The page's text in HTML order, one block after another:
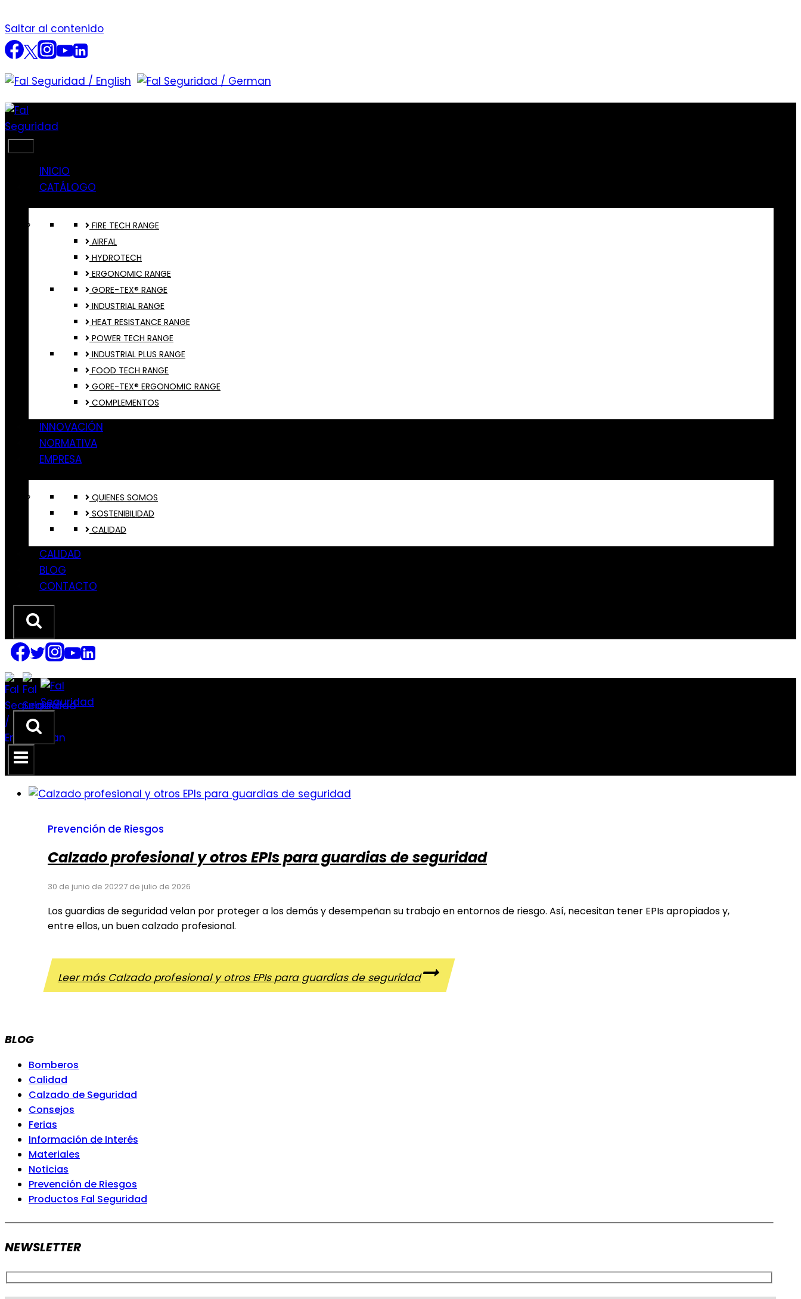
Saltar al contenido
INICIO
CATÁLOGO
FIRE TECH RANGE
AIRFAL
HYDROTECH
ERGONOMIC RANGE
GORE-TEX® RANGE
INDUSTRIAL RANGE
HEAT RESISTANCE RANGE
POWER TECH RANGE
INDUSTRIAL PLUS RANGE
FOOD TECH RANGE
GORE-TEX® ERGONOMIC RANGE
COMPLEMENTOS
INNOVACIÓN
NORMATIVA
EMPRESA
QUIENES SOMOS
SOSTENIBILIDAD
CALIDAD
CALIDAD
BLOG
CONTACTO
Prevención de Riesgos
Calzado profesional y otros EPIs para guardias de seguridad
30 de junio de 20227 de julio de 2026
Los guardias de seguridad velan por proteger a los demás y desempeñan su trabajo en entornos de riesgo. Así, necesitan tener EPIs apropiados y,
entre ellos, un buen calzado profesional.
Leer másCalzado profesional y otros EPIs para guardias de seguridad
BLOG
Bomberos
Calidad
Calzado de Seguridad
Consejos
Ferias
Información de Interés
Materiales
Noticias
Prevención de Riesgos
Productos Fal Seguridad
NEWSLETTER